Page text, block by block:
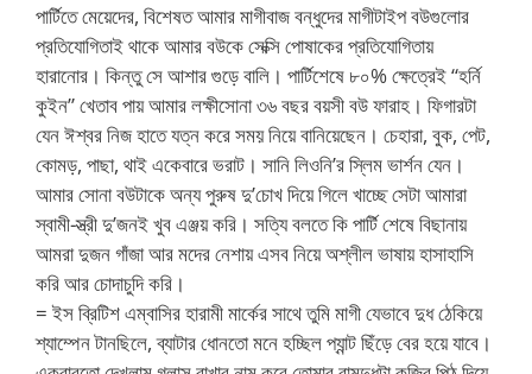
পার্টিতে মেয়েদের, বিশেষত আমার মাগীবাজ বন্ধুদের মাগীটাইপ বউগুলোর
প্রতিযোগিতাই থাকে আমার বউকে সেক্সি পোষাকের প্রতিযোগিতায়
হারানোর। কিন্তু সে আশার গুড়ে বালি। পার্টিশেষে ৮০% ক্ষেত্রেই “হর্নি
কুইন” খেতাব পায় আমার লক্ষীসোনা ৩৬ বছর বয়সী বউ ফারাহ। ফিগারটা
যেন ঈশ্বর নিজ হাতে যত্ন করে সময় নিয়ে বানিয়েছেন। চেহারা, বুক, পেট,
কোমড়, পাছা, থাই একেবারে ভরাট। সানি লিওনি’র স্লিম ভার্শন যেন।
আমার সোনা বউটাকে অন্য পুরুষ দু’চোখ দিয়ে গিলে খাচ্ছে সেটা আমারা
স্বামী-স্ত্রী দু’জনই খুব এঞ্জয় করি। সত্যি বলতে কি পার্টি শেষে বিছানায়
আমরা দুজন গাঁজা আর মদের নেশায় এসব নিয়ে অশ্লীল ভাষায় হাসাহাসি
করি আর চোদাচুদি করি।
= ইস ব্রিটিশ এম্বাসির হারামী মার্কের সাথে তুমি মাগী যেভাবে দুধ ঠেকিয়ে
শ্যাম্পেন টানছিলে, ব্যাটার ধোনতো মনে হচ্ছিল প্যান্ট ছিঁড়ে বের হয়ে যাবে।